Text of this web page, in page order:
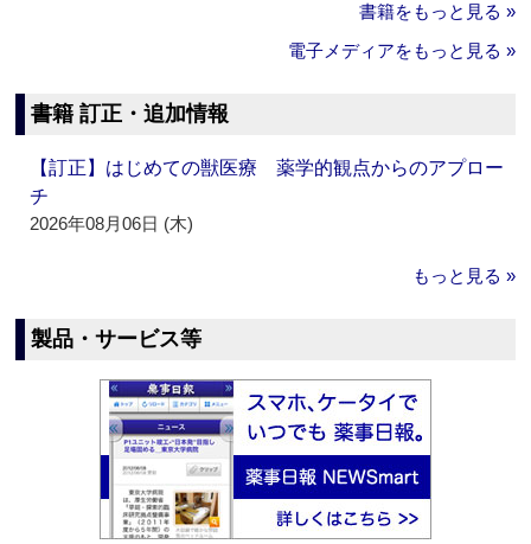
書籍をもっと見る »
電子メディアをもっと見る »
書籍 訂正・追加情報
【訂正】はじめての獣医療 薬学的観点からのアプロー
チ
2026年08月06日 (木)
もっと見る »
製品・サービス等